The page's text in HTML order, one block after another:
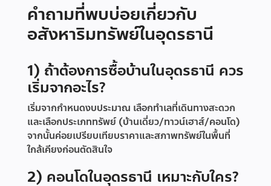
คำถามที่พบบ่อยเกี่ยวกับ
อสังหาริมทรัพย์ในอุดรธานี
1) ถ้าต้องการซื้อบ้านในอุดรธานี ควร
เริ่มจากอะไร?
เริ่มจากกำหนดงบประมาณ เลือกทำเลที่เดินทางสะดวก
และเลือกประเภททรัพย์ (บ้านเดี่ยว/ทาวน์เฮาส์/คอนโด)
จากนั้นค่อยเปรียบเทียบราคาและสภาพทรัพย์ในพื้นที่
ใกล้เคียงก่อนตัดสินใจ
2) คอนโดในอุดรธานี เหมาะกับใคร?